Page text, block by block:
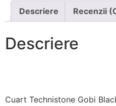
Descriere Recenzii
Descriere
Cuart Technistone Gobi